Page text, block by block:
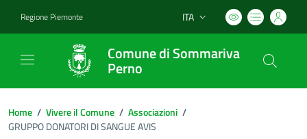
Regione Piemonte Lingua attiva:
ITA
Comune di Sommariva
Perno
Home / Vivere il Comune / Associazioni /
GRUPPO DONATORI DI SANGUE AVIS